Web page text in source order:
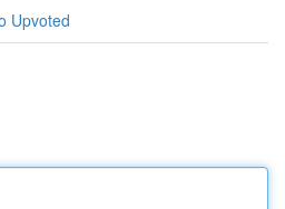
Upvoted